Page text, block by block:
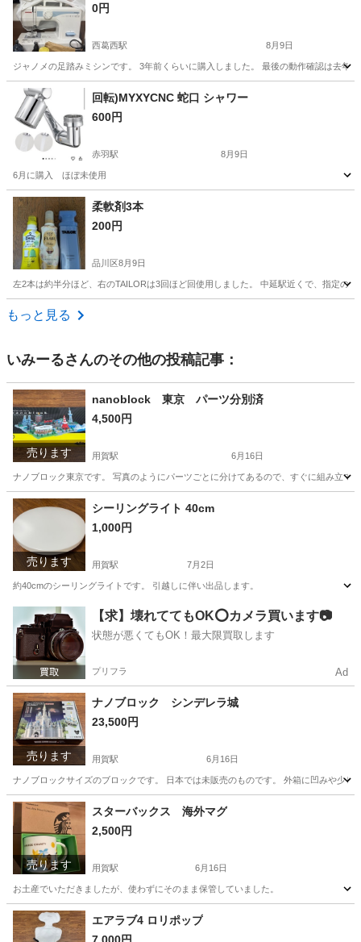
0円
西葛西駅 8月9日
ジャノメの足踏みミシンです。 3年前くらいに購入しました。 最後の動作確認は去年
東京 江戸川区 西葛西駅 生活雑貨
回転)MYXYCNC 蛇口 シャワー
600円
赤羽駅 8月9日
6月に購入 ほぼ未使用
東京 北区 赤羽駅
柔軟剤3本
200円
品川区8月9日
左2本は約半分ほど、右のTAILORは3回ほど回使用しました。 中延駅近くで、指定の
東京 品川区
もっと見る
いみーるさんのその他の投稿記事：
売ります
nanoblock 東京 パーツ分別済
4,500円
用賀駅 6月16日
ナノブロック東京です。 写真のようにパーツごとに分けてあるので、すぐに組み立て
東京 世田谷区 用賀駅 おもちゃ
売ります
シーリングライト 40cm
1,000円
用賀駅 7月2日
約40cmのシーリングライトです。 引越しに伴い出品します。
東京 世田谷区 用賀駅 照明器具
【求】壊れててもOK⭕️カメラ買います📷
状態が悪くてもOK！最大限買取します
プリフラ Ad
売ります
ナノブロック シンデレラ城
23,500円
用賀駅 6月16日
ナノブロックサイズのブロックです。 日本では未販売のものです。 外箱に凹みや少
東京 世田谷区 用賀駅 おもちゃ
売ります
スターバックス 海外マグ
2,500円
用賀駅 6月16日
お土産でいただきましたが、使わずにそのまま保管していました。
東京 世田谷区 用賀駅 食品 スターバックス
エアラブ4 ロリポップ